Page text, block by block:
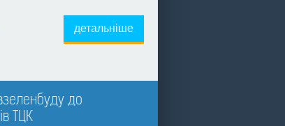
детальніше
до
ТЦК